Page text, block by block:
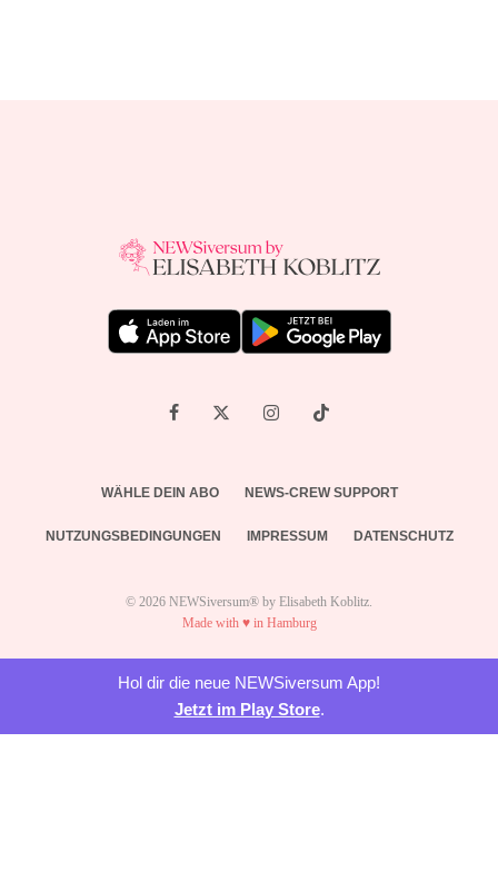
WÄHLE DEIN ABO NEWS-CREW SUPPORT
NUTZUNGSBEDINGUNGEN IMPRESSUM DATENSCHUTZ
© 2026 NEWSiversum® by Elisabeth Koblitz.
Made with ♥ in Hamburg
Hol dir die neue NEWSiversum App!
Jetzt im Play Store.